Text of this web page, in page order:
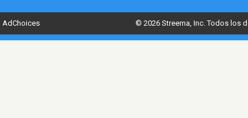
AdChoices © 2026 Streema, Inc. Todos los